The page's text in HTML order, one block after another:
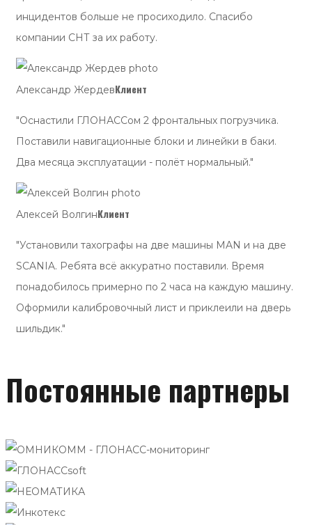
инцидентов больше не просиходило. Спасибо
компании СНТ за их работу.
Александр ЖердевКлиент
"Оснастили ГЛОНАССом 2 фронтальных погрузчика.
Поставили навигационные блоки и линейки в баки.
Два месяца эксплуатации - полёт нормальный."
Алексей ВолгинКлиент
"Установили тахографы на две машины MAN и на две
SCANIA. Ребята всё аккуратно поставили. Время
понадобилось примерно по 2 часа на каждую машину.
Оформили калибровочный лист и приклеили на дверь
шильдик."
Постоянные партнеры